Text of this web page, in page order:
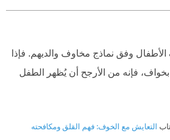
وفق نماذج مخاوف والديهم. فإذا
بخواف، فإنه من الأرجح أن يُظهر الطفل
التعايش مع الخوف: فهم القلق ومكافحته